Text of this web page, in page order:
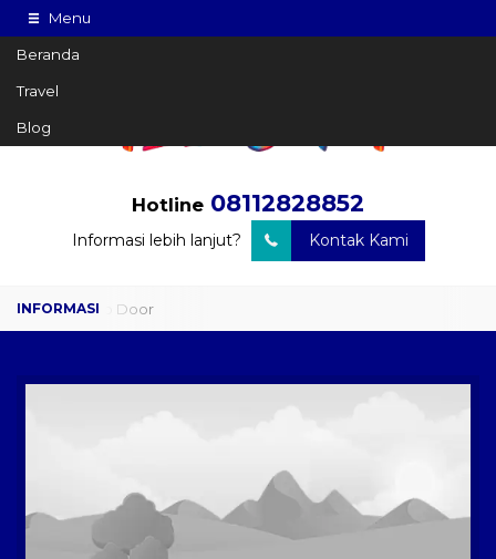
Menu
Beranda
Travel
Blog
Hotline 08112828852
Informasi lebih lanjut? Kontak Kami
Travel Door to Door
Paket Kilat